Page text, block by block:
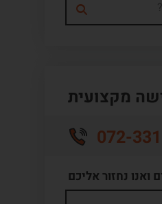
מקצועית
072-
ואנו נחזור אליכם